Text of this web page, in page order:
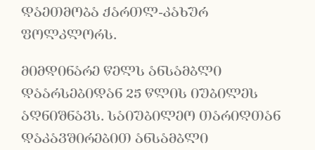
დაეთმობა ქართლ-კახურ
ფოლკლორს.
მიმდინარე წელს ანსამბლი
დაარსებიდან 25 წლის იუბილეს
აღნიშნავს. საიუბილეო თარიღთან
დაკავშირებით ანსამბლი